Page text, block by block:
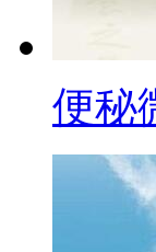
便秘